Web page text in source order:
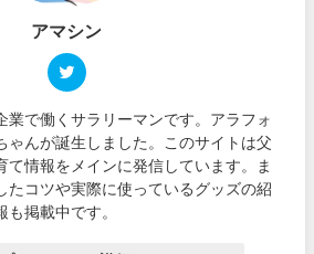
アマシン
業で働くサラリーマンです。アラフォ
ゃんが誕生しました。このサイトは父
て情報をメインに発信しています。ま
たコツや実際に使っているグッズの紹
も掲載中です。